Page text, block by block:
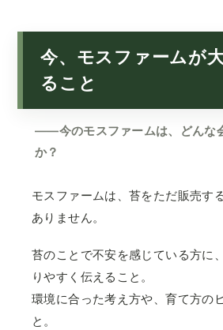
今、モスファームが
ること
——今のモスファームは、どんな
か？
モスファームは、苔をただ販売す
ありません。
苔のことで不安を感じている方に
りやすく伝えること。
環境に合った考え方や、育て方の
と。